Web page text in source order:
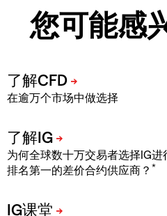
您可能感
在逾万个市场中做选择
为何全球数十万交易者选择IG
排名第一的差价合约供应商？ *